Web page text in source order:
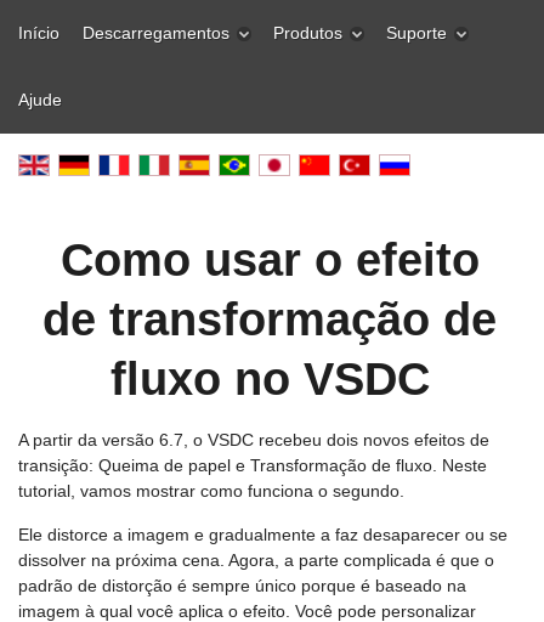
Início Descarregamentos Produtos Suporte
Ajude
Como usar o efeito
de transformação de
fluxo no VSDC
A partir da versão 6.7, o VSDC recebeu dois novos efeitos de
transição: Queima de papel e Transformação de fluxo. Neste
tutorial, vamos mostrar como funciona o segundo.
Ele distorce a imagem e gradualmente a faz desaparecer ou se
dissolver na próxima cena. Agora, a parte complicada é que o
padrão de distorção é sempre único porque é baseado na
imagem à qual você aplica o efeito. Você pode personalizar